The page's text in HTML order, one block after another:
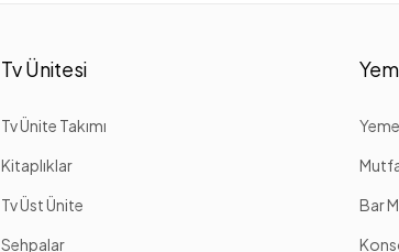
Tv Ünitesi
Tv Ünite Takımı
Kitaplıklar
Tv Üst Ünite
Sehpalar
Bar